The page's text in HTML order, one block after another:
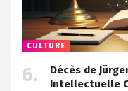
CULTURE
Décès de
Intellectuelle